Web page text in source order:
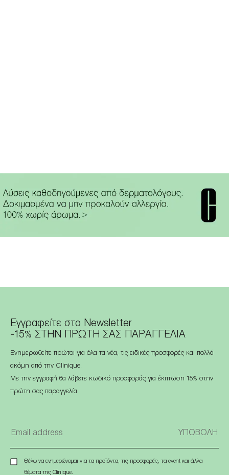
Εγγραφείτε στο Newsletter
-15% ΣΤΗΝ ΠΡΩΤΗ ΣΑΣ ΠΑΡΑΓΓΕΛΙΑ
Ενημερωθείτε πρώτοι για όλα τα νέα, τις ειδικές προσφορές και πολλά
ακόμη από την Clinique.
Με την εγγραφή θα λάβετε κωδικό προσφοράς για έκπτωση 15% στην
πρώτη σας παραγγελία.
Θέλω να ενημερώνομαι για τα προϊόντα, τις προσφορές, τα event και άλλα
θέματα της Clinique.